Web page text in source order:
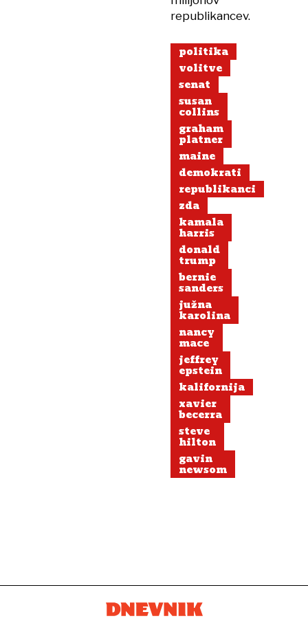
republikancev.
politika
volitve
senat
susan
collins
graham
platner
maine
demokrati
republikanci
zda
kamala
harris
donald
trump
bernie
sanders
južna
karolina
nancy
mace
jeffrey
epstein
kalifornija
xavier
becerra
steve
hilton
gavin
newsom